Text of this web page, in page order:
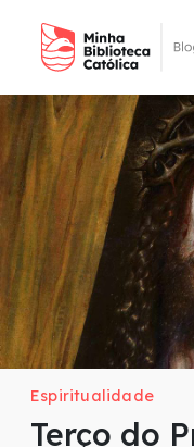
Espiritualidade
Terço do